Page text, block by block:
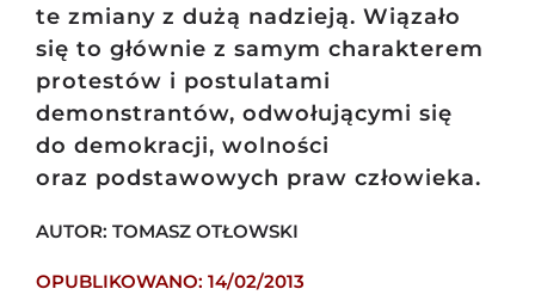
te zmiany z dużą nadzieją. Wiązało
się to głównie z samym charakterem
protestów i postulatami
demonstrantów, odwołującymi się
do demokracji, wolności
oraz podstawowych praw człowieka.
AUTOR: TOMASZ OTŁOWSKI
OPUBLIKOWANO: 14/02/2013